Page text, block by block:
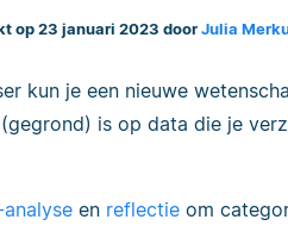
op 23 januari 2023 door Julia
kun je een nieuwe
is op data die je
analyse en reflectie om